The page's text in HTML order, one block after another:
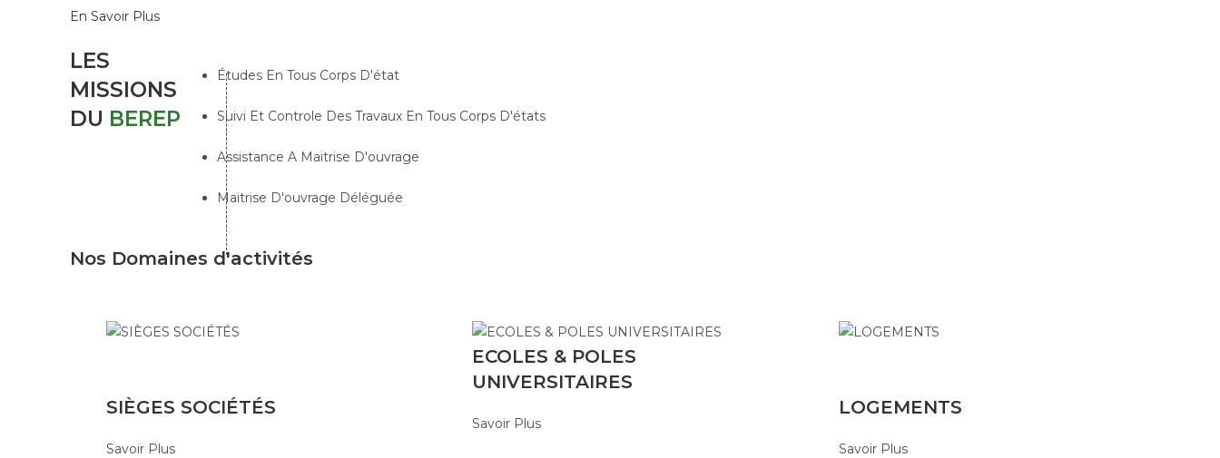
En Savoir Plus
LES
MISSIONS
DU BEREP
Études En Tous Corps D'état
Suivi Et Controle Des Travaux En Tous Corps D'états
Assistance A Maitrise D'ouvrage
Maitrise D'ouvrage Déléguée
Nos Domaines d'activités
SIÈGES SOCIÉTÉS
Savoir Plus
ECOLES & POLES
UNIVERSITAIRES
Savoir Plus
LOGEMENTS
Savoir Plus